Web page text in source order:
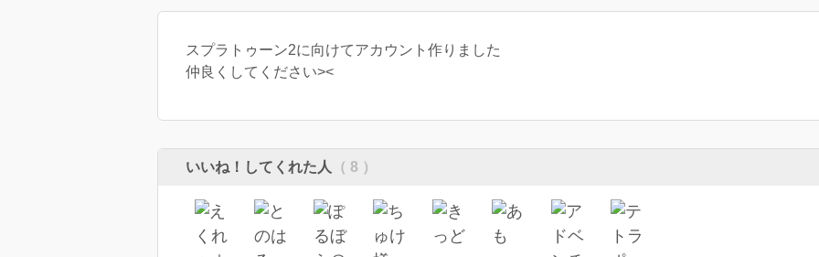
スプラトゥーン2に向けてアカウント作りました
仲良くしてください><
いいね！してくれた人 （ 8 ）